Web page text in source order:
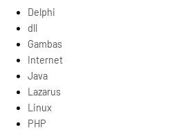
Delphi
dll
Gambas
Internet
Java
Lazarus
Linux
PHP